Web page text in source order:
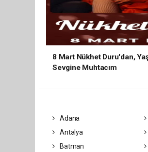
8 Mart Nükhet Duru'dan,
Sevgine Muhtacım
Adana
Antalya
Batman